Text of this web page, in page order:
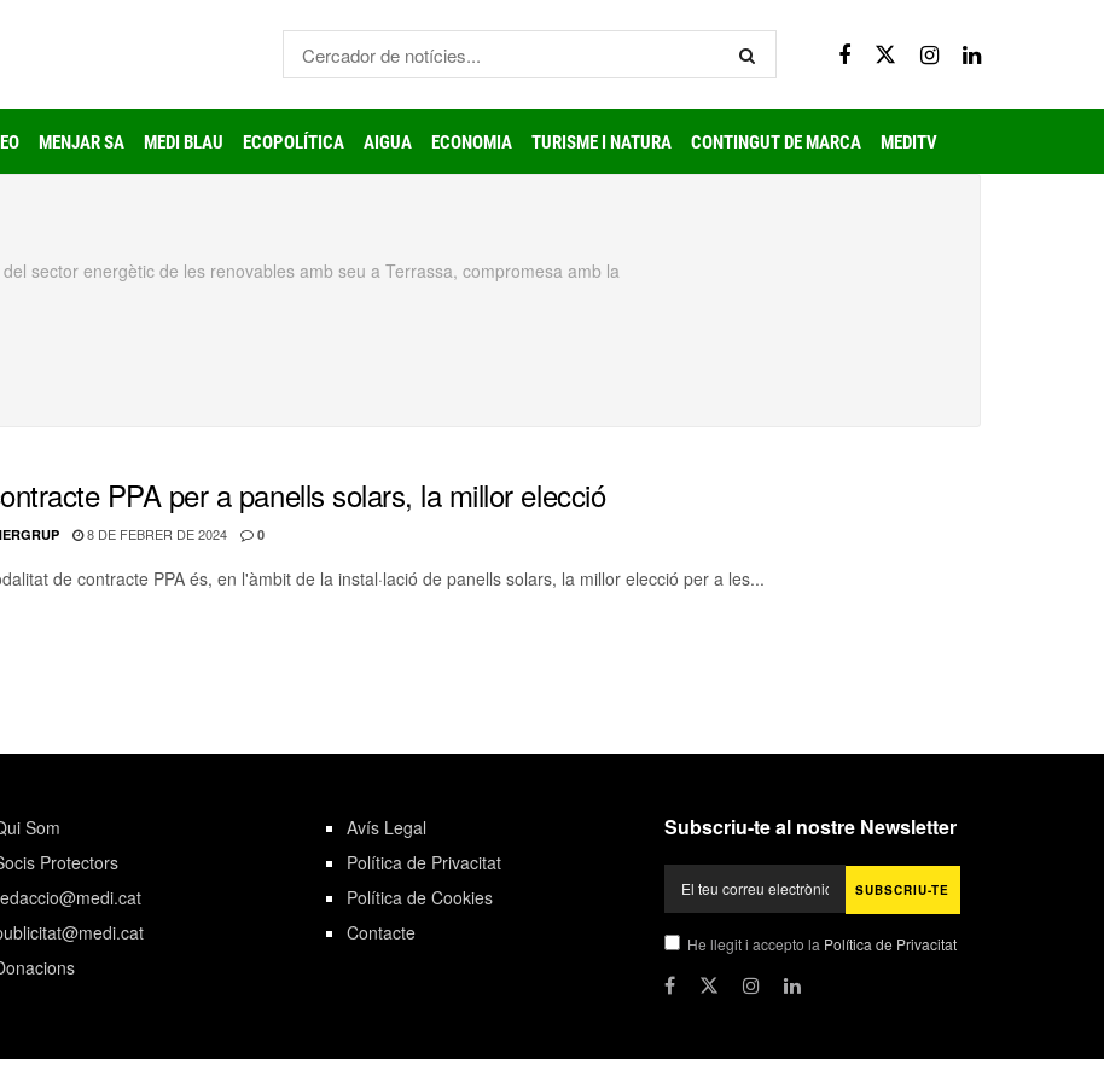
MENJAR SA MEDI BLAU ECOPOLÍTICA AIGUA ECONOMIA TURISME I NATURA CONTINGUT DE MARCA MEDITV
sector energètic de les renovables amb seu a Terrassa, compromesa amb la
PPA per a panells solars, la millor elecció
8 DE FEBRER DE 2024 0
de contracte PPA és, en l'àmbit de la instal·lació de panells solars, la millor elecció per a les...
Som
Protectors
Avís Legal
Política de Privacitat
Política de Cookies
Contacte
Subscriu-te al nostre Newsletter
He llegit i accepto la Política de Privacitat